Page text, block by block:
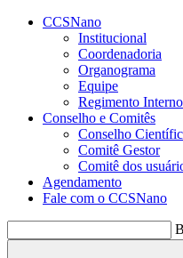
Conteúdo principal
CCSNano
Institucional
Coordenadoria
Organograma
Equipe
Regimento Interno
Conselho e Comitês
Conselho
Comitê Gestor
Comitê dos
Agendamento
Fale com o CCSNano